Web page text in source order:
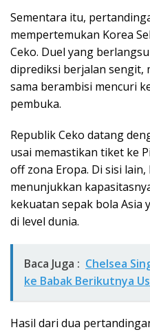
Sementara itu,
mempertemukan Korea
Ceko. Duel yang
diprediksi berjalan sengit,
sama berambisi mencuri
pembuka.
Republik Ceko datang
usai memastikan tiket ke
off zona Eropa. Di sisi
menunjukkan
kekuatan sepak bola
di level dunia.
Baca Juga : Chelsea
ke Babak Berikutnya
Hasil dari dua